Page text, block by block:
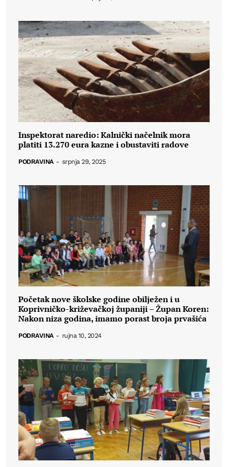
Inspektorat naredio: Kalnički načelnik mora
platiti 13.270 eura kazne i obustaviti radove
PODRAVINA - srpnja 29, 2025
Početak nove školske godine obilježen i u
Koprivničko-križevačkoj županiji – Župan Koren:
Nakon niza godina, imamo porast broja prvašića
PODRAVINA - rujna 10, 2024